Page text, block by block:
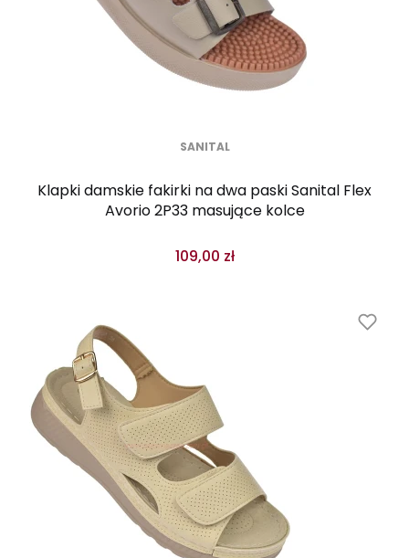
SANITAL
Klapki damskie fakirki na dwa paski Sanital Flex
Avorio 2P33 masujące kolce
109,00 zł